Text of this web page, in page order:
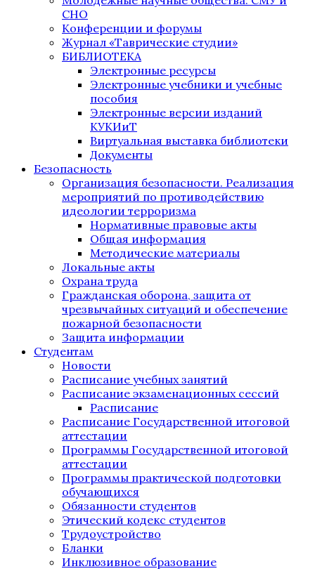
СНО
Конференции и форумы
Журнал «Таврические студии»
БИБЛИОТЕКА
Электронные ресурсы
Электронные учебники и учебные
пособия
Электронные версии изданий
КУКИиТ
Виртуальная выставка библиотеки
Документы
Безопасность
Организация безопасности. Реализация
мероприятий по противодействию
идеологии терроризма
Нормативные правовые акты
Общая информация
Методические материалы
Локальные акты
Охрана труда
Гражданская оборона, защита от
чрезвычайных ситуаций и обеспечение
пожарной безопасности
Защита информации
Студентам
Новости
Расписание учебных занятий
Расписание экзаменационных сессий
Расписание
Расписание Государственной итоговой
аттестации
Программы Государственной итоговой
аттестации
Программы практической подготовки
обучающихся
Обязанности студентов
Этический кодекс студентов
Трудоустройство
Бланки
Инклюзивное образование